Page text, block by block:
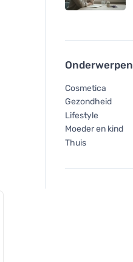
Onderwerpen
Cosmetica
Gezondheid
Lifestyle
Moeder en kind
Thuis